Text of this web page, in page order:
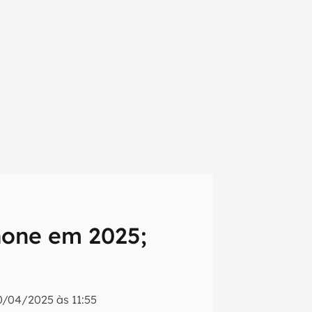
em 2025;
04/2025 às 11:55
primeira